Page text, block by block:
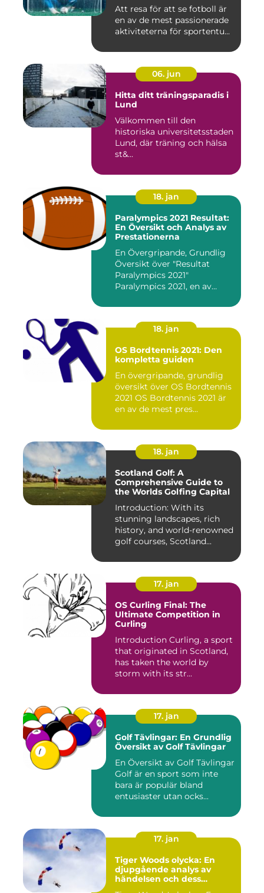
Att resa för att se fotboll är
en av de mest passionerade
aktiviteterna för sportentu...
06. jun
Hitta ditt träningsparadis i
Lund
Välkommen till den
historiska universitetsstaden
Lund, där träning och hälsa
st&...
18. jan
Paralympics 2021 Resultat:
En Översikt och Analys av
Prestationerna
En Övergripande, Grundlig
Översikt över "Resultat
Paralympics 2021"
Paralympics 2021, en av
18. jan
OS Bordtennis 2021: Den
kompletta guiden
En övergripande, grundlig
översikt över OS Bordtennis
2021 OS Bordtennis 2021 är
en av de mest pres...
18. jan
Scotland Golf: A
Comprehensive Guide to
the Worlds Golfing Capital
Introduction: With its
stunning landscapes, rich
history, and world-renowned
golf courses, Scotland...
17. jan
OS Curling Final: The
Ultimate Competition in
Curling
Introduction Curling, a sport
that originated in Scotland,
has taken the world by
storm with its str...
17. jan
Golf Tävlingar: En Grundlig
Översikt av Golf Tävlingar
En Översikt av Golf Tävlingar
Golf är en sport som inte
bara är populär bland
entusiaster utan ocks...
17. jan
Tiger Woods olycka: En
djupgående analys av
händelsen och dess